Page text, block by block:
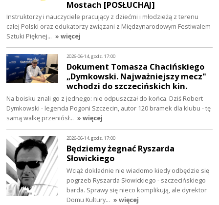
Mostach [POSŁUCHAJ]
Instruktorzy i nauczyciele pracujący z dziećmi i młodzieżą z terenu
całej Polski oraz edukatorzy związani z Międzynarodowym Festiwalem
Sztuki Pięknej… » więcej
2026-06-14, godz. 17:00
Dokument Tomasza Chacińskiego
„Dymkowski. Najważniejszy mecz"
wchodzi do szczecińskich kin.
Na boisku znali go z jednego: nie odpuszczał do końca. Dziś Robert
Dymkowski - legenda Pogoni Szczecin, autor 120 bramek dla klubu - tę
samą walkę przeniósł… » więcej
2026-06-14, godz. 17:00
Będziemy żegnać Ryszarda
Słowickiego
Wciąż dokładnie nie wiadomo kiedy odbędzie się
pogrzeb Ryszarda Słowickiego - szczecińskiego
barda. Sprawy się nieco komplikują, ale dyrektor
Domu Kultury… » więcej